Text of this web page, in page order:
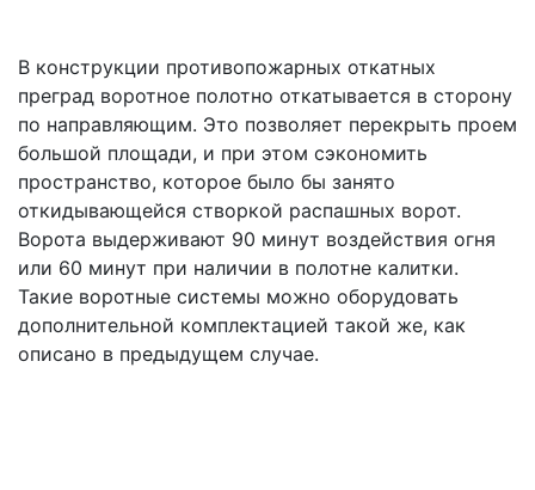
В конструкции противопожарных откатных
преград воротное полотно откатывается в сторону
по направляющим. Это позволяет перекрыть проем
большой площади, и при этом сэкономить
пространство, которое было бы занято
откидывающейся створкой распашных ворот.
Ворота выдерживают 90 минут воздействия огня
или 60 минут при наличии в полотне калитки.
Такие воротные системы можно оборудовать
дополнительной комплектацией такой же, как
описано в предыдущем случае.